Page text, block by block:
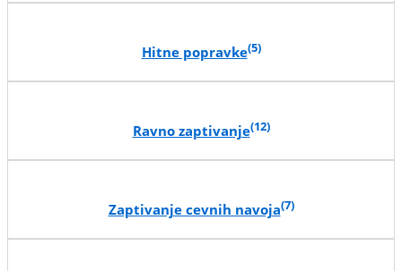
Hitne popravke(5)
Ravno zaptivanje(12)
Zaptivanje cevnih navoja(7)